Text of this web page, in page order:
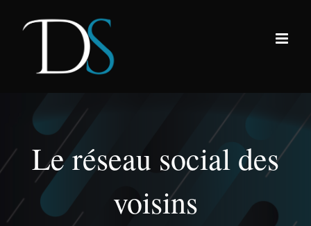
Le réseau social des
voisins